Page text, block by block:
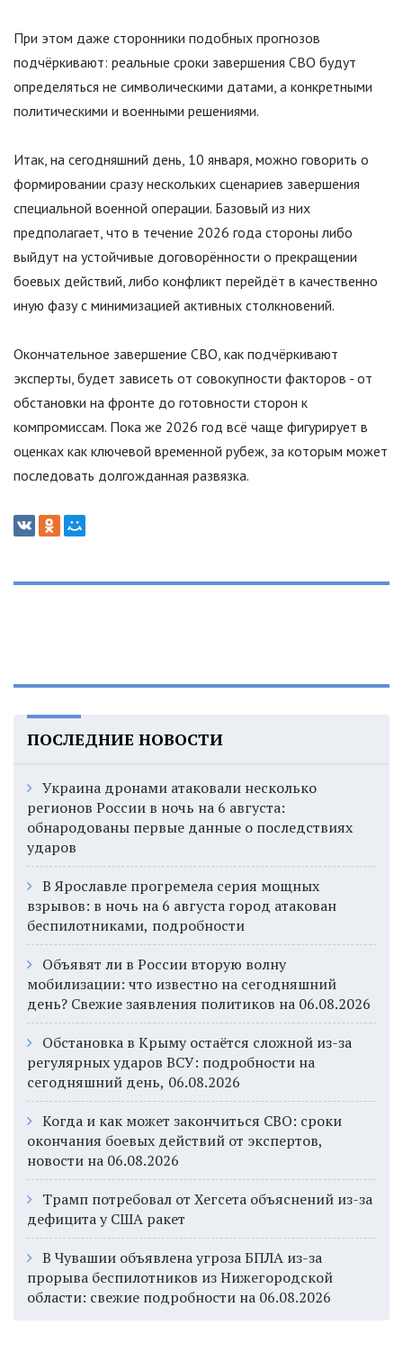
При этом даже сторонники подобных прогнозов
подчёркивают: реальные сроки завершения СВО будут
определяться не символическими датами, а конкретными
политическими и военными решениями.
Итак, на сегодняшний день, 10 января, можно говорить о
формировании сразу нескольких сценариев завершения
специальной военной операции. Базовый из них
предполагает, что в течение 2026 года стороны либо
выйдут на устойчивые договорённости о прекращении
боевых действий, либо конфликт перейдёт в качественно
иную фазу с минимизацией активных столкновений.
Окончательное завершение СВО, как подчёркивают
эксперты, будет зависеть от совокупности факторов - от
обстановки на фронте до готовности сторон к
компромиссам. Пока же 2026 год всё чаще фигурирует в
оценках как ключевой временной рубеж, за которым может
последовать долгожданная развязка.
ПОСЛЕДНИЕ НОВОСТИ
Украина дронами атаковали несколько
регионов России в ночь на 6 августа:
обнародованы первые данные о последствиях
ударов
В Ярославле прогремела серия мощных
взрывов: в ночь на 6 августа город атакован
беспилотниками, подробности
Объявят ли в России вторую волну
мобилизации: что известно на сегодняшний
день? Свежие заявления политиков на 06.08.2026
Обстановка в Крыму остаётся сложной из-за
регулярных ударов ВСУ: подробности на
сегодняшний день, 06.08.2026
Когда и как может закончиться СВО: сроки
окончания боевых действий от экспертов,
новости на 06.08.2026
Трамп потребовал от Хегсета объяснений из-за
дефицита у США ракет
В Чувашии объявлена угроза БПЛА из-за
прорыва беспилотников из Нижегородской
области: свежие подробности на 06.08.2026